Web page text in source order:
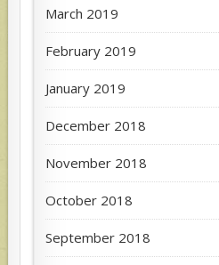
March 2019
February 2019
January 2019
December 2018
November 2018
October 2018
September 2018